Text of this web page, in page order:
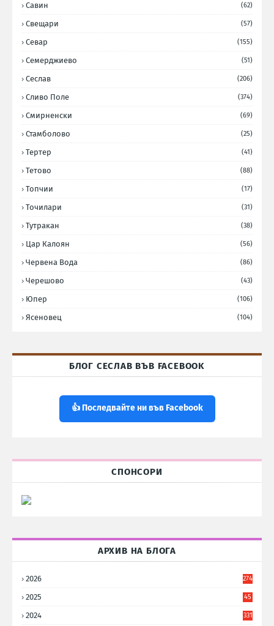
Савин (62)
Свещари (57)
Севар (155)
Семерджиево (51)
Сеслав (206)
Сливо Поле (374)
Смирненски (69)
Стамболово (25)
Тертер (41)
Тетово (88)
Топчии (17)
Точилари (31)
Тутракан (38)
Цар Калоян (56)
Червена Вода (86)
Черешово (43)
Юпер (106)
Ясеновец (104)
БЛОГ СЕСЛАВ ВЪВ FACEBOOK
👍 Последвайте ни във Facebook
СПОНСОРИ
АРХИВ НА БЛОГА
2026 274
2025
45
2024 331